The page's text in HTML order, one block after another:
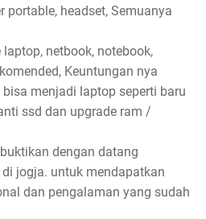
portable, headset, Semuanya
netbook, notebook,
Keuntungan nya
menjadi laptop seperti baru
ssd dan upgrade ram /
dengan datang
jogja. untuk mendapatkan
dan pengalaman yang sudah